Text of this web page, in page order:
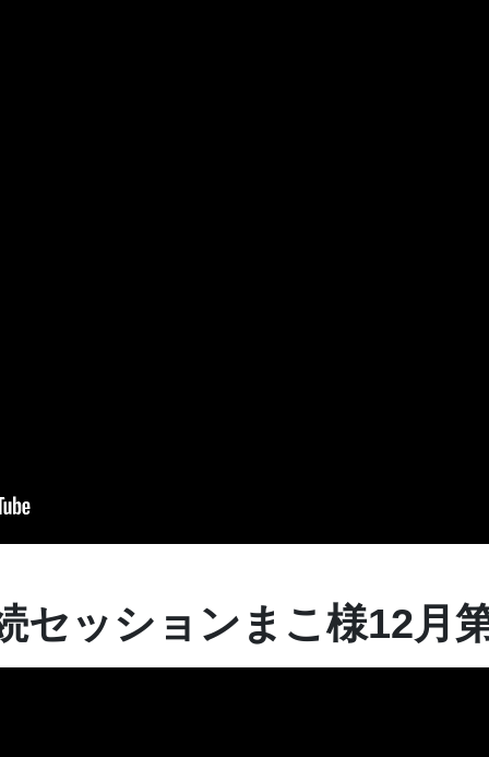
セッションまこ様12月